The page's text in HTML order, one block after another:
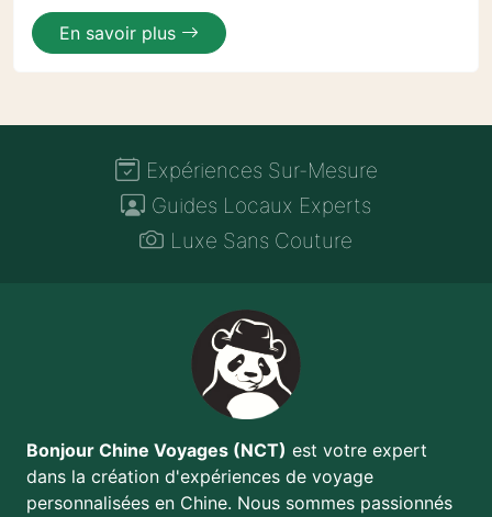
En savoir plus
Expériences Sur-Mesure
Guides Locaux Experts
Luxe Sans Couture
Bonjour Chine Voyages (NCT) est votre expert
dans la création d'expériences de voyage
personnalisées en Chine. Nous sommes passionnés